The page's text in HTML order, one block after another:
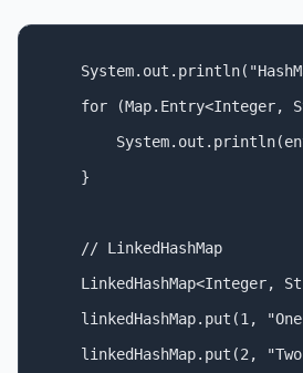
for (Map.Entry<Integer,
    }
    // LinkedHashMap
LinkedHashMap<Integer,
linkedHashMap.put(1,
linkedHashMap.put(2,